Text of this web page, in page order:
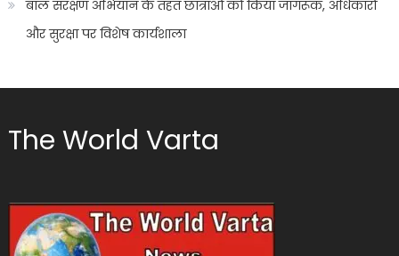
बाल संरक्षण अभियान के तहत छात्राओं को किया जागरूक, अधिकारों
और सुरक्षा पर विशेष कार्यशाला
The World Varta